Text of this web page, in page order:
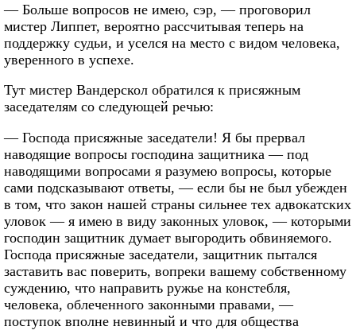
— Больше вопросов не имею, сэр, — проговорил
мистер Липпет, вероятно рассчитывая теперь на
поддержку судьи, и уселся на место с видом человека,
уверенного в успехе.
Тут мистер Вандерскол обратился к присяжным
заседателям со следующей речью:
— Господа присяжные заседатели! Я бы прервал
наводящие вопросы господина защитника — под
наводящими вопросами я разумею вопросы, которые
сами подсказывают ответы, — если бы не был убежден
в том, что закон нашей страны сильнее тех адвокатских
уловок — я имею в виду законных уловок, — которыми
господин защитник думает выгородить обвиняемого.
Господа присяжные заседатели, защитник пытался
заставить вас поверить, вопреки вашему собственному
суждению, что направить ружье на констебля,
человека, облеченного законными правами, —
поступок вполне невинный и что для общества